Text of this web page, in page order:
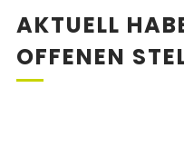
AKTUELL
OFFENEN